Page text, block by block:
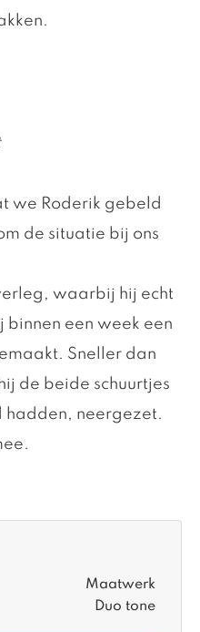
we Roderik gebeld
de situatie bij ons
waarbij hij echt
binnen een week een
Sneller dan
de beide schuurtjes
hadden, neergezet.
Maatwerk
Duo tone